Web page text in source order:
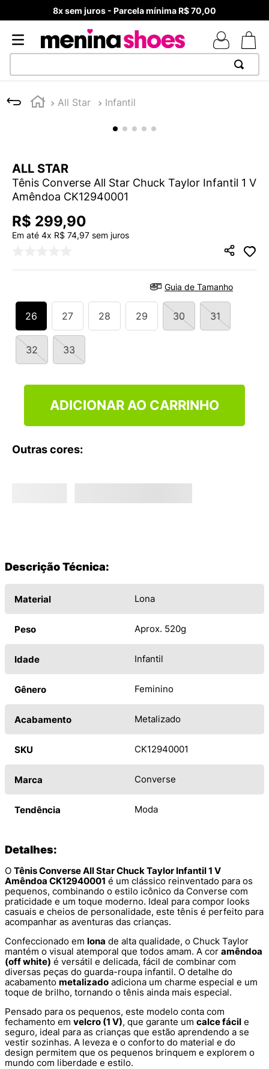
8x sem juros - Parcela mínima R$ 70,00
All Star Infantil
ALL STAR
Tênis Converse All Star Chuck Taylor Infantil 1 V
Amêndoa CK12940001
R$ 299,90
Em até 4x R$ 74,97 sem juros
Guia de Tamanho
26 27 28 29 30 31
32 33
ADICIONAR AO CARRINHO
Outras cores:
Descrição Técnica:
Material Lona
Peso Aprox. 520g
Idade Infantil
Gênero Feminino
Acabamento Metalizado
SKU CK12940001
Marca Converse
Tendência Moda
Detalhes:
O Tênis Converse All Star Chuck Taylor Infantil 1 V
Amêndoa CK12940001 é um clássico reinventado para os
pequenos, combinando o estilo icônico da Converse com
praticidade e um toque moderno. Ideal para compor looks
casuais e cheios de personalidade, este tênis é perfeito para
acompanhar as aventuras das crianças.
Confeccionado em lona de alta qualidade, o Chuck Taylor
mantém o visual atemporal que todos amam. A cor amêndoa
(off white) é versátil e delicada, fácil de combinar com
diversas peças do guarda-roupa infantil. O detalhe do
acabamento metalizado adiciona um charme especial e um
toque de brilho, tornando o tênis ainda mais especial.
Pensado para os pequenos, este modelo conta com
fechamento em velcro (1 V), que garante um calce fácil e
seguro, ideal para as crianças que estão aprendendo a se
vestir sozinhas. A leveza e o conforto do material e do
design permitem que os pequenos brinquem e explorem o
mundo com liberdade e estilo.
1
TÊNIS NEWS BALANCE 530
MELISSAS MINI BABY
4º
NEW 9060
5
ADIDAS
º
7 º
MELISSA SLIDE